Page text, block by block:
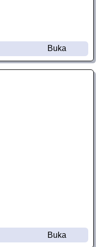
Buka
Buka